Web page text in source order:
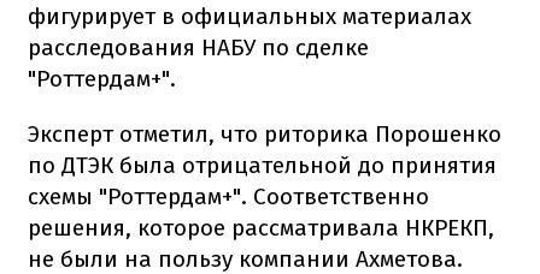
фигурирует в официальных материалах
расследования НАБУ по сделке
"Роттердам+".
Эксперт отметил, что риторика Порошенко
по ДТЭК была отрицательной до принятия
схемы "Роттердам+". Соответственно
решения, которое рассматривала НКРЕКП,
не были на пользу компании Ахметова.